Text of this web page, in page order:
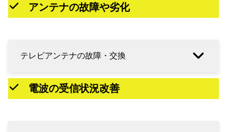
アンテナの故障や劣化
テレビアンテナの故障・交換
電波の受信状況改善